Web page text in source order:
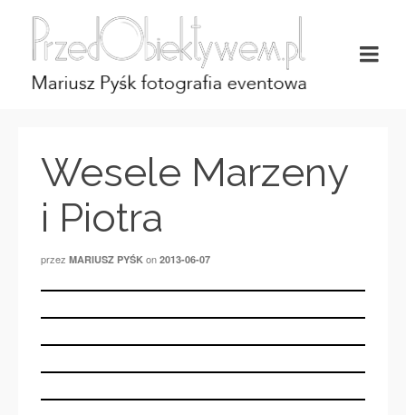
Wesele Marzeny
i Piotra
przez MARIUSZ PYŚK on 2013-06-07